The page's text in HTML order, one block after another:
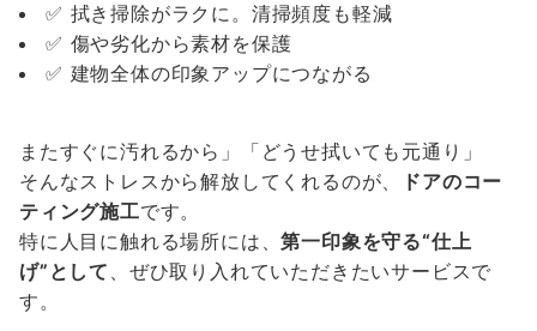
✅ 拭き掃除がラクに。清掃頻度も軽減
✅ 傷や劣化から素材を保護
✅ 建物全体の印象アップにつながる
またすぐに汚れるから」「どうせ拭いても元通り」
そんなストレスから解放してくれるのが、
ドアのコー
ティング施工です。
特に人目に触れる場所には、第一印象を守る“仕上
げ”として 、ぜひ取り入れていただきたいサービスで
す。